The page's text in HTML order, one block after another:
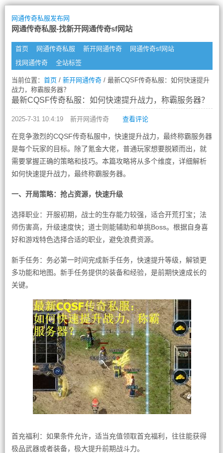
网通传奇私服发布网
网通传奇私服-找新开网通传奇sf网站
首页 网通传奇私服 新开网通传奇
网通传奇sf网站
找网通传奇
全站标签
当前位置： 首页/ 新开网通传奇/ 最新CQSF传奇私服：如何快速提升
战力，称霸服务器？
最新CQSF传奇私服：如何快速提升战力，称霸服务器？
2025-7-31 10:4:19 新开网通传奇 查看评论
在竞争激烈的CQSF传奇私服中，快速提升战力，最终称霸服务器
是每个玩家的目标。除了氪金大佬，普通玩家想要脱颖而出，就
需要掌握正确的策略和技巧。本篇攻略将从多个维度，详细解析
如何快速提升战力，最终称霸服务器。
一、开局策略：抢占资源，快速升级
选择职业：开服初期，战士的生存能力较强，适合开荒打宝；法
师伤害高，升级速度快；道士则能辅助和单挑Boss。根据自身喜
好和游戏特色选择合适的职业，避免浪费资源。
新手任务：务必第一时间完成新手任务，快速提升等级，解锁更
多功能和地图。新手任务提供的装备和经验，是前期快速成长的
关键。
首充福利：如果条件允许，适当充值领取首充福利，往往能获得
极品武器或者装备，极大提升前期战斗力。